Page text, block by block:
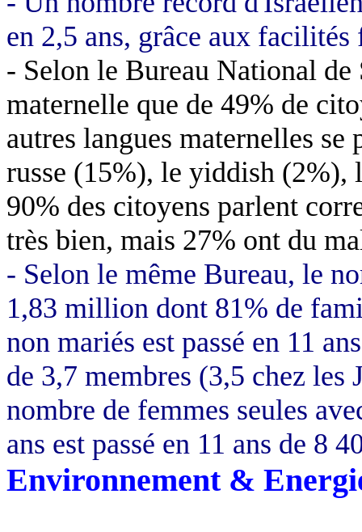
en 2,5 ans, grâce aux facilités
- Selon le Bureau National
maternelle que de 49% de
autres langues maternelles
russe (15%), le yiddish (2%),
90% des citoyens parlent
très bien, mais 27% ont du
- Selon le même Bureau, le
1,83 million dont 81% de
non mariés est passé en 11
de 3,7 membres (3,5 chez les
nombre de femmes seules
ans est passé en 11 ans de 8
Environnement &